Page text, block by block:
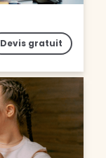
Devis gratuit